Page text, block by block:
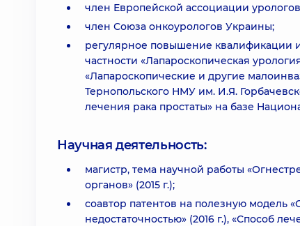
член Европейской ассоциации
член Союза онкоурологов Украины;
регулярное повышение квалификации
частности «Лапароскопическая
«Лапароскопические и другие
Тернопольского НМУ им. И.Я.
лечения рака простаты» на базе
Научная деятельность:
магистр, тема научной работы
органов» (2015 г.);
соавтор патентов на полезную модель
недостаточностью» (2016 г.), «Способ